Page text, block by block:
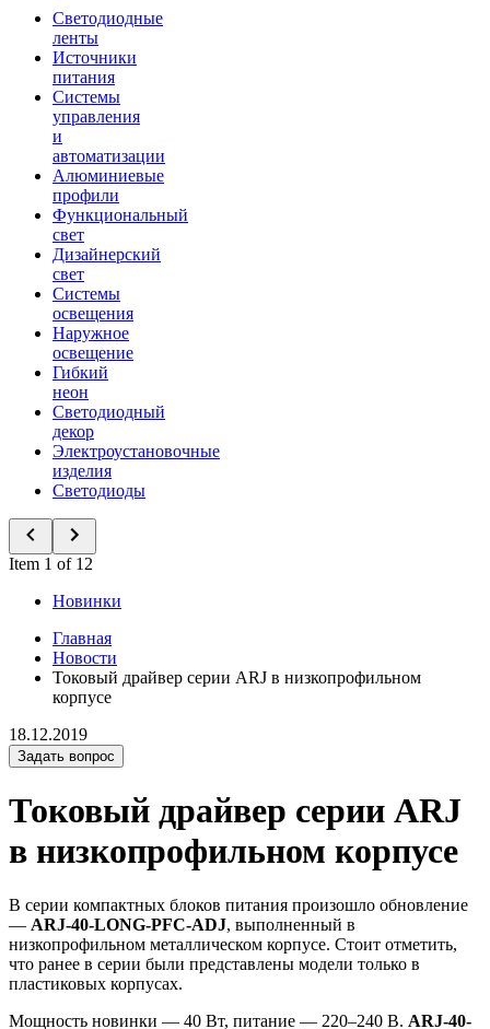
Светодиодные
ленты
Источники
питания
Системы
управления
и
автоматизации
Алюминиевые
профили
Функциональный
свет
Дизайнерский
свет
Системы
освещения
Наружное
освещение
Гибкий
неон
Светодиодный
декор
Электроустановочные
изделия
Светодиоды
Item 1 of 12
Новинки
Главная
Новости
Токовый драйвер серии ARJ в низкопрофильном
корпусе
18.12.2019
Задать вопрос
Токовый драйвер серии ARJ
в низкопрофильном корпусе
В серии компактных блоков питания произошло обновление
— ARJ-40-LONG-PFC-ADJ, выполненный в
низкопрофильном металлическом корпусе. Стоит отметить,
что ранее в серии были представлены модели только в
пластиковых корпусах.
Мощность новинки — 40 Вт, питание — 220–240 В. ARJ-40-